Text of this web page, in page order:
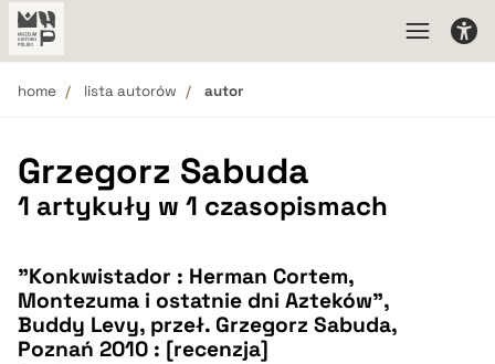
home lista autorów autor
Grzegorz Sabuda
1 artykuły w 1 czasopismach
"Konkwistador : Herman Cortem,
Montezuma i ostatnie dni Azteków",
Buddy Levy, przeł. Grzegorz Sabuda,
Poznań 2010 : [recenzja]